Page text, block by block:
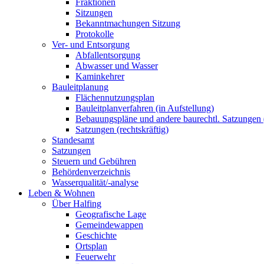
Fraktionen
Sitzungen
Bekanntmachungen Sitzung
Protokolle
Ver- und Entsorgung
Abfallentsorgung
Abwasser und Wasser
Kaminkehrer
Bauleitplanung
Flächennutzungsplan
Bauleitplanverfahren (in Aufstellung)
Bebauungspläne und andere baurechtl.
Satzungen (rechtskräftig)
Standesamt
Satzungen
Steuern und Gebühren
Behördenverzeichnis
Wasserqualität/-analyse
Leben & Wohnen
Über Halfing
Geografische Lage
Gemeindewappen
Geschichte
Ortsplan
Feuerwehr